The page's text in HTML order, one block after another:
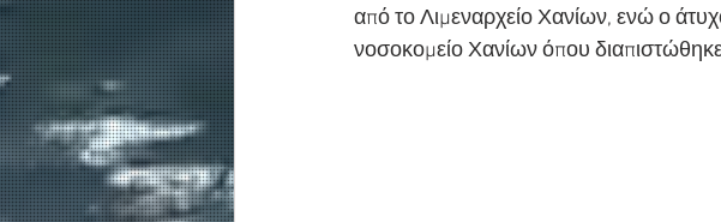
από το Λιμεναρχείο Χανίων, ενώ ο
νοσοκομείο Χανίων όπου